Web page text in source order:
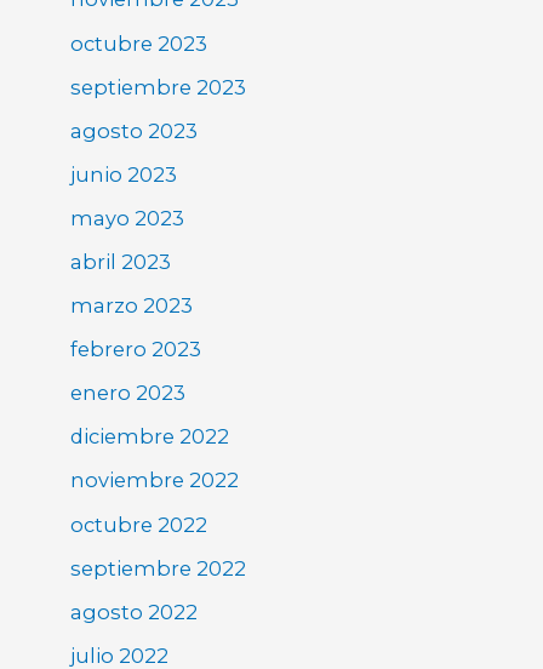
octubre 2023
septiembre 2023
agosto 2023
junio 2023
mayo 2023
abril 2023
marzo 2023
febrero 2023
enero 2023
diciembre 2022
noviembre 2022
octubre 2022
septiembre 2022
agosto 2022
julio 2022